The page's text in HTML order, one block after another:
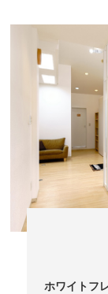
ホワイトフ